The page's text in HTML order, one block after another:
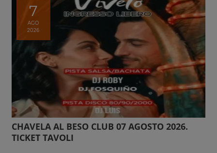
7
AGO
2026
CHAVELA AL BESO CLUB 07 AGOSTO 2026.
TICKET TAVOLI